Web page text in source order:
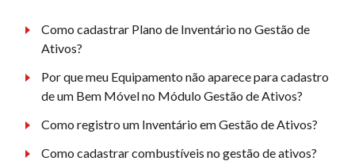
Como cadastrar Plano de Inventário no Gestão de
Ativos?
Por que meu Equipamento não aparece para cadastro
de um Bem Móvel no Módulo Gestão de Ativos?
Como registro um Inventário em Gestão de Ativos?
Como cadastrar combustíveis no gestão de ativos?